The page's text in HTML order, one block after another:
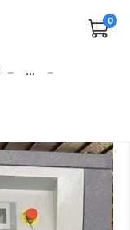
0
...